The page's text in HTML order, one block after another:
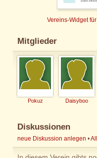
Vereins-Widget
Mitglieder
Pokuz Daisyboo
Diskussionen
neue Diskussion anlegen •